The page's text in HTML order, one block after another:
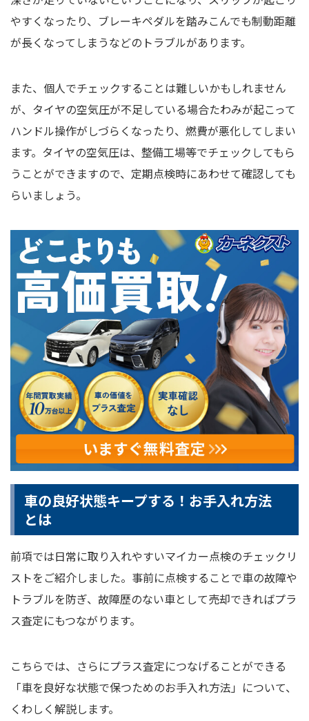
やすくなったり、ブレーキペダルを踏みこんでも制動距離
が長くなってしまうなどのトラブルがあります。
また、個人でチェックすることは難しいかもしれません
が、タイヤの空気圧が不足している場合たわみが起こって
ハンドル操作がしづらくなったり、燃費が悪化してしまい
ます。タイヤの空気圧は、整備工場等でチェックしてもら
うことができますので、定期点検時にあわせて確認しても
らいましょう。
車の良好状態キープする！お手入れ方法
とは
前項では日常に取り入れやすいマイカー点検のチェックリ
ストをご紹介しました。事前に点検することで車の故障や
トラブルを防ぎ、故障歴のない車として売却できればプラ
ス査定にもつながります。
こちらでは、さらにプラス査定につなげることができる
「車を良好な状態で保つためのお手入れ方法」について、
くわしく解説します。